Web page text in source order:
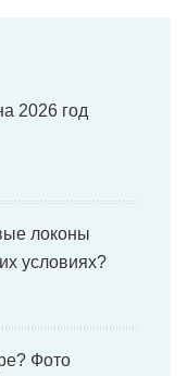
2026 год
локоны
условиях?
Фото